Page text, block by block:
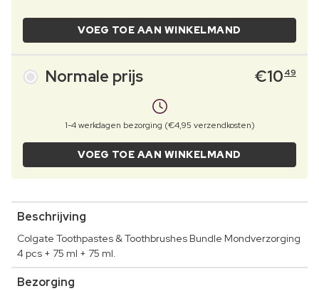
VOEG TOE AAN WINKELMAND
Normale prijs €10 49
1-4 werkdagen bezorging (€4,95 verzendkosten)
VOEG TOE AAN WINKELMAND
Beschrijving
Colgate Toothpastes & Toothbrushes Bundle Mondverzorging
4 pcs + 75 ml + 75 ml.
Bezorging